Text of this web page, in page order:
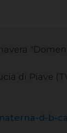
d-b-
di Piave